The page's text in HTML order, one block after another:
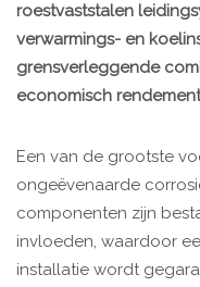
roestvaststalen
verwarmings- en
grensverleggende
economisch
Een van de grootste
ongeëvenaarde
componenten zijn
invloeden, waardoor
installatie wordt